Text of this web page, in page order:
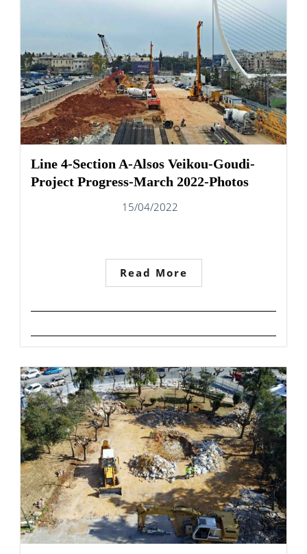
Line 4-Section A-Alsos Veikou-Goudi-
Project Progress-March 2022-Photos
15/04/2022
Read More